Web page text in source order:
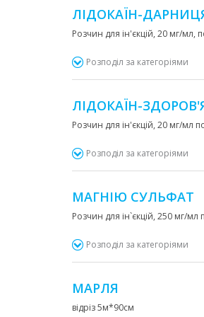
ЛІДОКАЇН-
Розчин для ін'єкцій, 20 мг/мл,
Розподіл за категоріями
ЛІДОКАЇН-
Розчин для ін'єкцій, 20 мг/мл
Розподіл за категоріями
МАГНІЮ СУЛЬФАТ
Розчин для ін`єкцій, 250 мг/
Розподіл за категоріями
МАРЛЯ
відріз 5м*90см